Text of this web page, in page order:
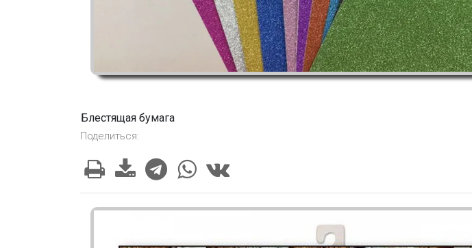
Блестящая бумага
Поделиться: